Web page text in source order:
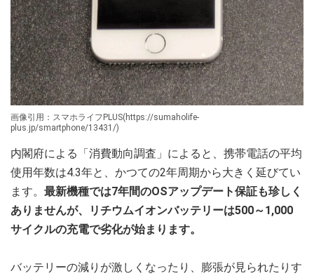
画像引用：スマホライフPLUS(https://sumaholife-
plus.jp/smartphone/13431/)
内閣府による「消費動向調査」によると、携帯電話の平均
使用年数は4.3年と、かつての2年周期から大きく延びてい
ます。 最新機種では7年間のOSアップデート保証も珍しく
ありませんが、リチウムイオンバッテリーは500～1,000
サイクルの充電で劣化が始まります。
バッテリーの減りが激しくなったり、膨張が見られたりす